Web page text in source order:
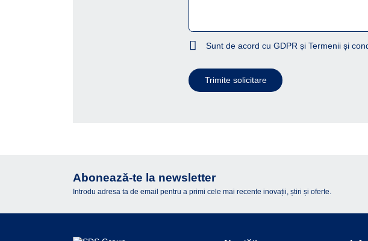
Sunt de acord cu GDPR și Termenii și
Trimite solicitare
Abonează-te la newsletter
Introdu adresa ta de email pentru a primi cele mai recente inovații, știri și oferte.